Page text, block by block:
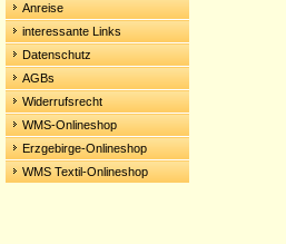
Anreise
interessante Links
Datenschutz
AGBs
Widerrufsrecht
WMS-Onlineshop
Erzgebirge-Onlineshop
WMS Textil-Onlineshop